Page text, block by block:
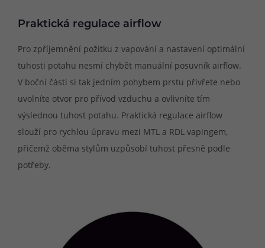
Praktická regulace airflow
Pro zpříjemnění požitku z vapování a nastavení optimální
tuhosti potahu nesmí chybět manuální posuvník airflow.
V boční části si tak jedním pohybem prstu přivřete nebo
uvolníte otvor pro přívod vzduchu a ovlivníte tím
výslednou tuhost potahu. Praktická regulace airflow
slouží pro rychlou úpravu mezi MTL a RDL vapingem,
přičemž oběma stylům uzpůsobí tuhost přesně podle
potřeby.